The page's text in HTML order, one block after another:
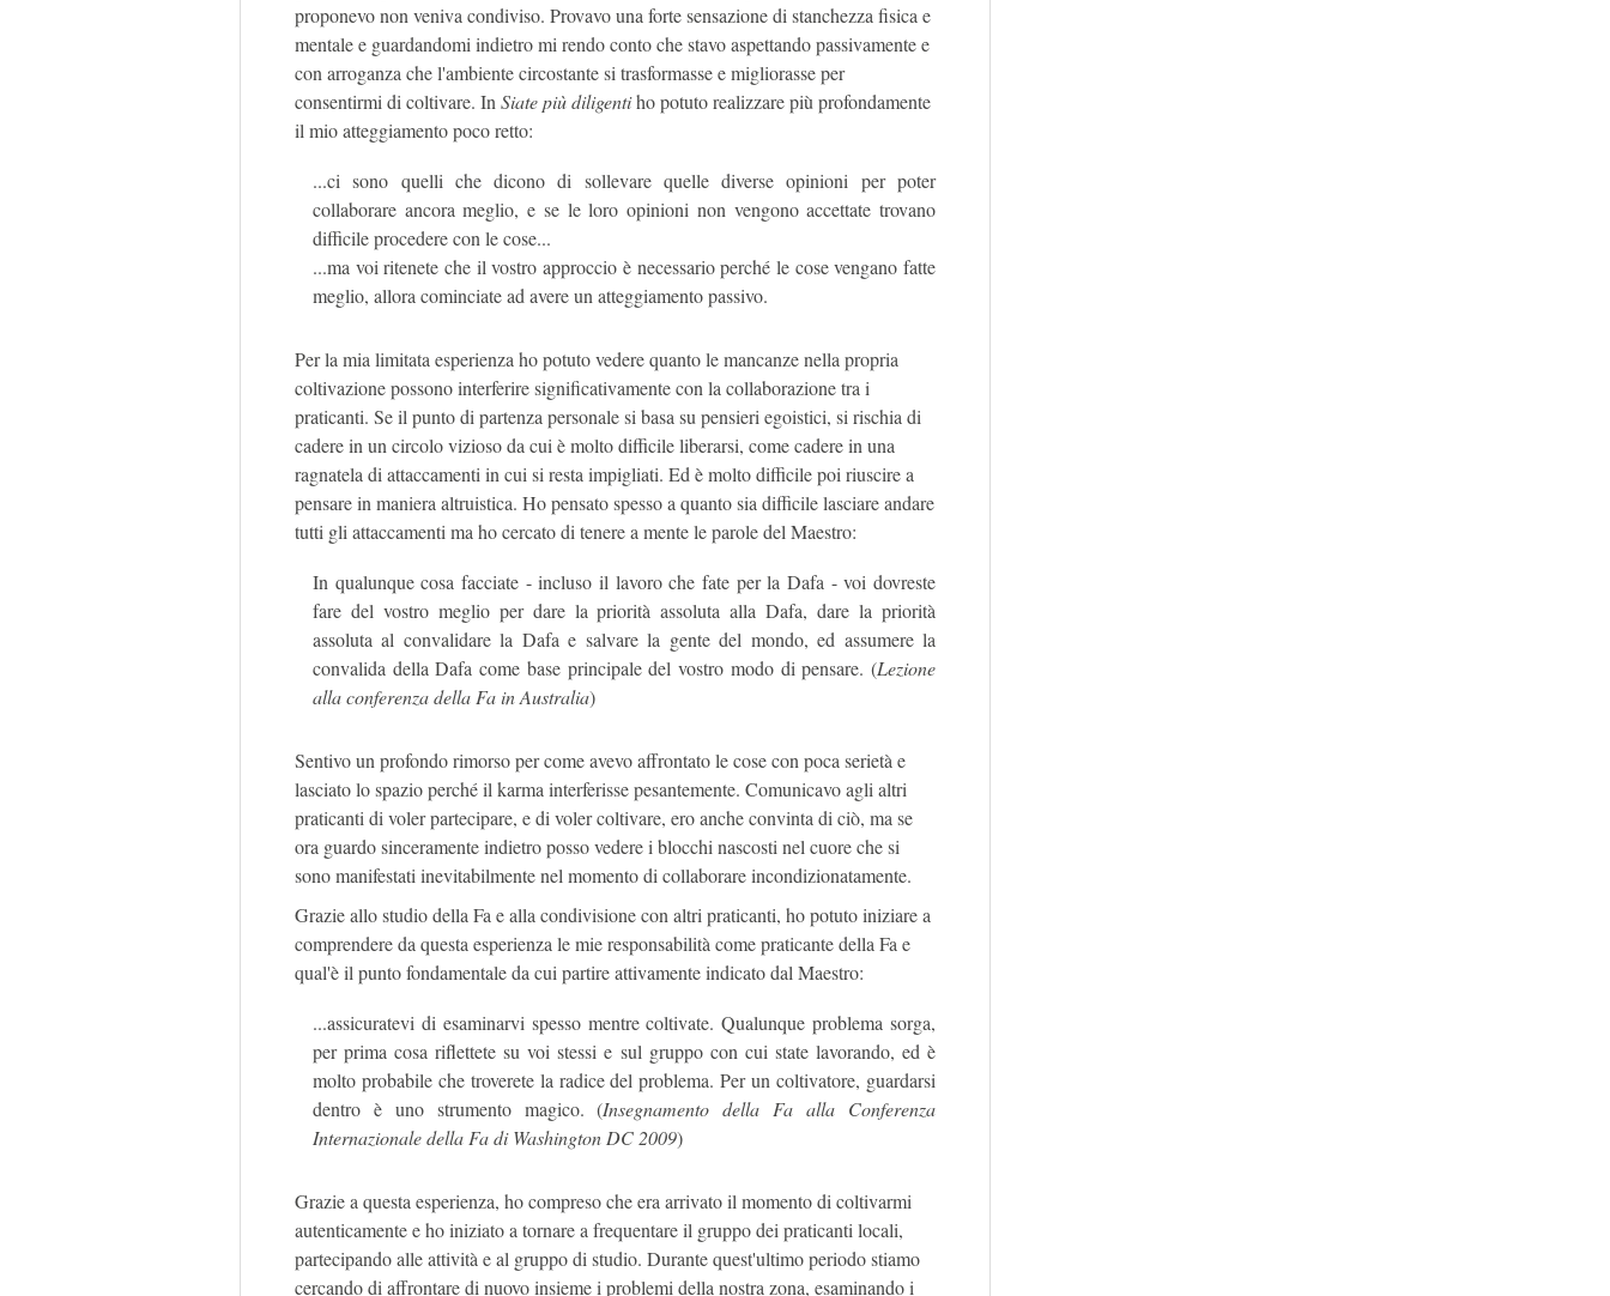
proponevo non veniva condiviso. Provavo una forte sensazione di stanchezza fisica e
mentale e guardandomi indietro mi rendo conto che stavo aspettando passivamente e
con arroganza che l'ambiente circostante si trasformasse e migliorasse per
consentirmi di coltivare. In Siate più diligentiho potuto realizzare più profondamente
il mio atteggiamento poco retto:
...ci sono quelli che dicono di sollevare quelle diverse opinioni per poter
collaborare ancora meglio, e se le loro opinioni non vengono accettate trovano
difficile procedere con le cose...
...ma voi ritenete che il vostro approccio è necessario perché le cose vengano fatte
meglio, allora cominciate ad avere un atteggiamento passivo.
Per la mia limitata esperienza ho potuto vedere quanto le mancanze nella propria
coltivazione possono interferire significativamente con la collaborazione tra i
praticanti. Se il punto di partenza personale si basa su pensieri egoistici, si rischia di
cadere in un circolo vizioso da cui è molto difficile liberarsi, come cadere in una
ragnatela di attaccamenti in cui si resta impigliati. Ed è molto difficile poi riuscire a
pensare in maniera altruistica. Ho pensato spesso a quanto sia difficile lasciare andare
tutti gli attaccamenti ma ho cercato di tenere a mente le parole del Maestro:
In qualunque cosa facciate - incluso il lavoro che fate per la Dafa - voi dovreste
fare del vostro meglio per dare la priorità assoluta alla Dafa, dare la priorità
assoluta al convalidare la Dafa e salvare la gente del mondo, ed assumere la
convalida della Dafa come base principale del vostro modo di pensare. (Lezione
alla conferenza della Fa in Australia)
Sentivo un profondo rimorso per come avevo affrontato le cose con poca serietà e
lasciato lo spazio perché il karma interferisse pesantemente. Comunicavo agli altri
praticanti di voler partecipare, e di voler coltivare, ero anche convinta di ciò, ma se
ora guardo sinceramente indietro posso vedere i blocchi nascosti nel cuore che si
sono manifestati inevitabilmente nel momento di collaborare incondizionatamente.
Grazie allo studio della Fa e alla condivisione con altri praticanti, ho potuto iniziare a
comprendere da questa esperienza le mie responsabilità come praticante della Fa e
qual'è il punto fondamentale da cui partire attivamente indicato dal Maestro:
...assicuratevi di esaminarvi spesso mentre coltivate. Qualunque problema sorga,
per prima cosa riflettete su voi stessi e sul gruppo con cui state lavorando, ed è
molto probabile che troverete la radice del problema. Per un coltivatore, guardarsi
dentro è uno strumento magico. (Insegnamento della Fa alla Conferenza
Internazionale della Fa di Washington DC 2009)
Grazie a questa esperienza, ho compreso che era arrivato il momento di coltivarmi
autenticamente e ho iniziato a tornare a frequentare il gruppo dei praticanti locali,
partecipando alle attività e al gruppo di studio. Durante quest'ultimo periodo stiamo
cercando di affrontare di nuovo insieme i problemi della nostra zona, esaminando i